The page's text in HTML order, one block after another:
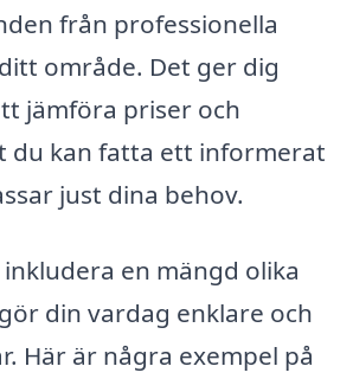
från professionella
område. Det ger dig
jämföra priser och
du kan fatta ett informerat
just dina behov.
en mängd olika
din vardag enklare och
Här är några exempel på